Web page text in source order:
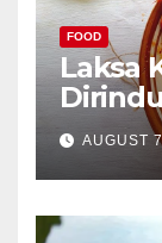
FOOD
Laksa
AUGUST